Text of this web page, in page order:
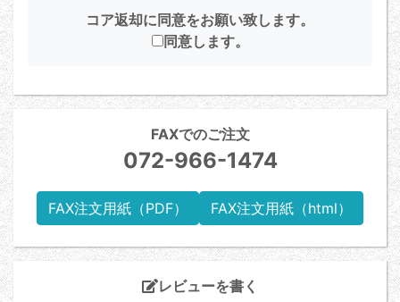
コア返却に同意をお願い致します。
同意します。
FAXでのご注文
072-966-1474
FAX注文用紙（PDF） FAX注文用紙（html）
レビューを書く